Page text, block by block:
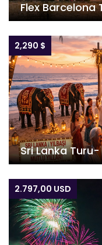
Flex Barcelona
2,290 $
Sri Lanka Turu-
2.797,00 USD